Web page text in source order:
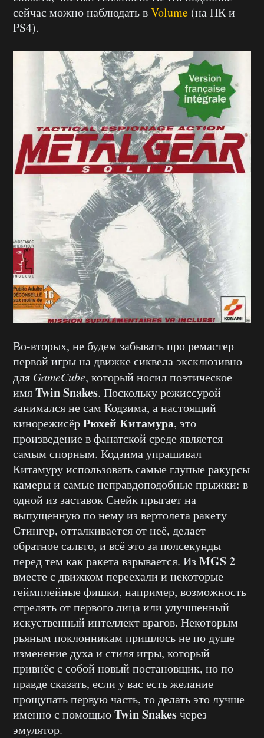
сейчас можно наблюдать вVolume (на ПК и
PS4).
Во-вторых, не будем забывать про ремастер
первой игры на движке сиквела эксклюзивно
для GameCube, который носил поэтическое
имяTwin Snakes. Поскольку режиссурой
занимался не сам Кодзима, а настоящий
кинорежисёрРюхей Китамура, это
произведение в фанатской среде является
самым спорным. Кодзима упрашивал
Китамуру использовать самые глупые ракурсы
камеры и самые неправдоподобные прыжки: в
одной из заставок Снейк прыгает на
выпущенную по нему из вертолета ракету
Стингер, отталкивается от неё, делает
обратное сальто, и всё это за полсекунды
перед тем как ракета взрывается. ИзMGS 2
вместе с движком переехали и некоторые
геймплейные фишки, например, возможность
стрелять от первого лица или улучшенный
искуственный интеллект врагов. Некоторым
рьяным поклонникам пришлось не по душе
изменение духа и стиля игры, который
привнёс с собой новый постановщик, но по
правде сказать, если у вас есть желание
прощупать первую часть, то делать это лучше
именно с помощьюTwin Snakesчерез
эмулятор.